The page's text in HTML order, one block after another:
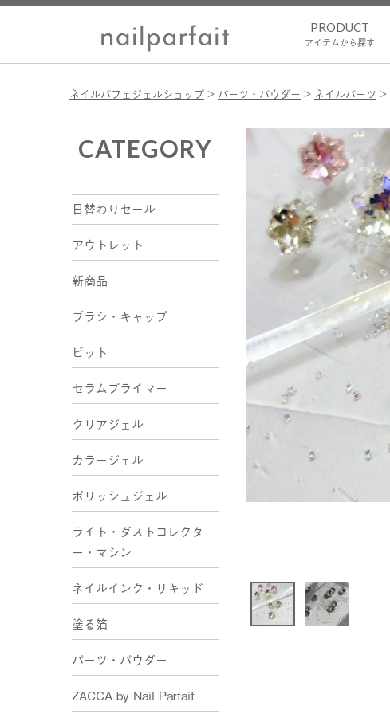
PRODUCT
アイテムから探す
ネイルパフェジェルショップ パーツ・パウダー ネイルパーツ
CATEGORY
日替わりセール
アウトレット
新商品
ブラシ・キャップ
ビット
セラムプライマー
クリアジェル
カラージェル
ポリッシュジェル
ライト・ダストコレクタ
ー・マシン
ネイルインク・リキッド
塗る箔
パーツ・パウダー
ZACCA by Nail Parfait